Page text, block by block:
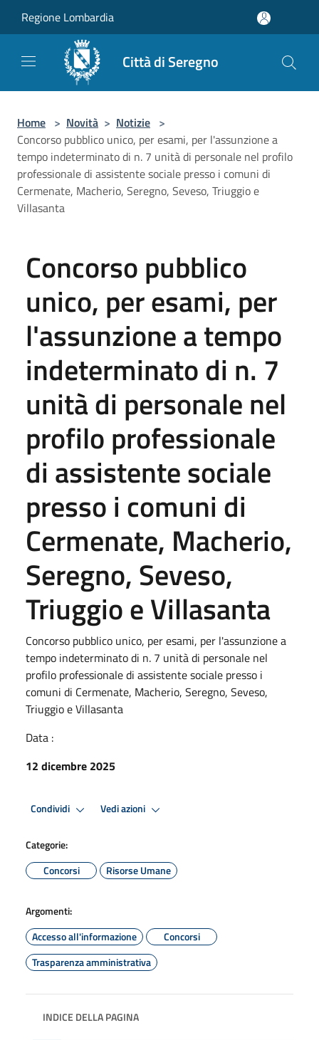
Regione Lombardia
Città di Seregno
Home > Novità > Notizie >
Concorso pubblico unico, per esami, per l'assunzione a
tempo indeterminato di n. 7 unità di personale nel profilo
professionale di assistente sociale presso i comuni di
Cermenate, Macherio, Seregno, Seveso, Triuggio e
Villasanta
Concorso pubblico
unico, per esami, per
l'assunzione a tempo
indeterminato di n. 7
unità di personale nel
profilo professionale
di assistente sociale
presso i comuni di
Cermenate, Macherio,
Seregno, Seveso,
Triuggio e Villasanta
Concorso pubblico unico, per esami, per l'assunzione a
tempo indeterminato di n. 7 unità di personale nel
profilo professionale di assistente sociale presso i
comuni di Cermenate, Macherio, Seregno, Seveso,
Triuggio e Villasanta
Data :
12 dicembre 2025
Condividi Vedi azioni
Categorie:
Concorsi
Risorse Umane
Argomenti:
Accesso all'informazione
Concorsi
Trasparenza amministrativa
INDICE DELLA PAGINA